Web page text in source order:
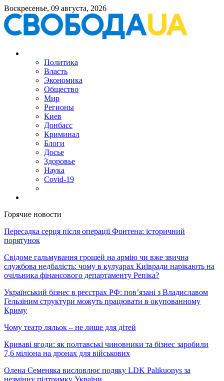
Воскресенье, 09 августа, 2026
Политика
Власть
Экономика
Общество
Мир
Регионы
Киев
Донбасс
Криминал
Блоги
Досье
Здоровье
Наука
Covid-19
Горячие новости
Пересадка серця після операції Фонтена: історичний
порятунок
Свідоме гальмування грошей на армію чи вже звична
службова недбалість: чому в кулуарах Київради нарікають на
очільника фінансового департаменту Репіка?
Український бізнес в реєстрах РФ: пов’язані з Владиславом
Гельзіним структури можуть працювати в окупованному
Криму
Чому театр ляльок – не лише для дітей
Криваві ягоди: як полтавські чиновники та бізнес заробили
7,6 міліона на дронах для військових
Олена Семеняка висловлює подяку LDK Palikuonys за
незмінну підтримку України